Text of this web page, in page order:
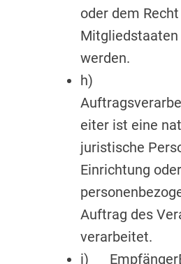
oder dem
Mitgliedstaaten
werden.
h)
eiter ist eine
juristische
Einrichtung
Auftrag des
verarbeitet.
i)